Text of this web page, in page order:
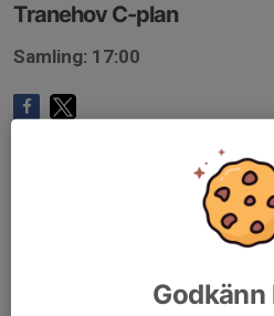
Tranehov C-plan
Samling: 17:00
Godkänn